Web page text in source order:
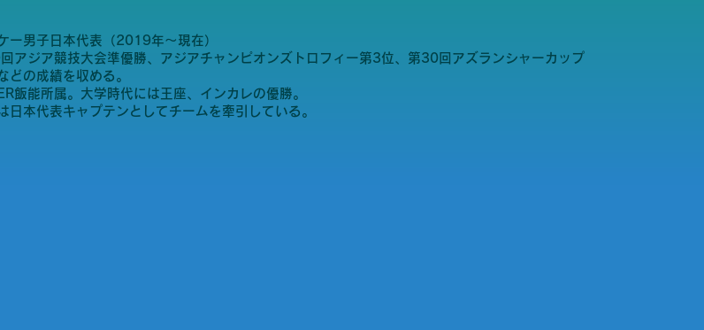
ー男子日本代表（2019年〜現在）
アジア競技大会準優勝、アジアチャンピオンズトロフィー第3位、第30回アズランシャーカップ
どの成績を収める。
飯能所属。大学時代には王座、インカレの優勝。
日本代表キャプテンとしてチームを牽引している。